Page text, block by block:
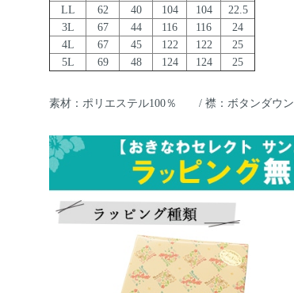
LL
62 40 104 104
22.5
3L
67 44 116 116
24
4L
67 45 122 122
25
5L
69 48 124 124 25
素材：ポリエステル100％ / 襟：ボタンダウン